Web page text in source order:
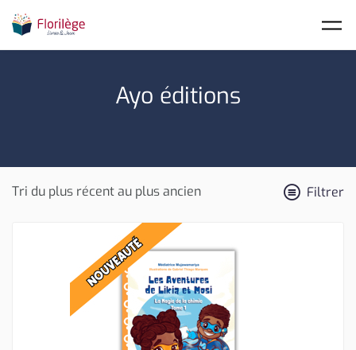
Ayo éditions
Filtrer